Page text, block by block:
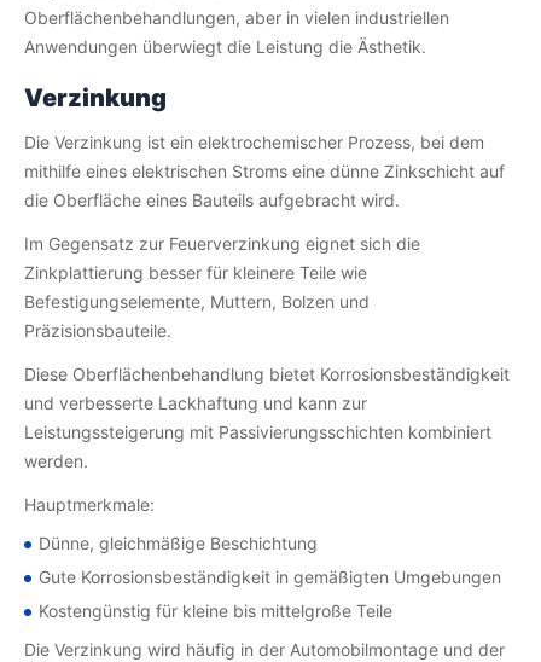
Oberflächenbehandlungen, aber in vielen industriellen
Anwendungen überwiegt die Leistung die Ästhetik.
Verzinkung
Die Verzinkung ist ein elektrochemischer Prozess, bei dem
mithilfe eines elektrischen Stroms eine dünne Zinkschicht auf
die Oberfläche eines Bauteils aufgebracht wird.
Im Gegensatz zur Feuerverzinkung eignet sich die
Zinkplattierung besser für kleinere Teile wie
Befestigungselemente, Muttern, Bolzen und
Präzisionsbauteile.
Diese Oberflächenbehandlung bietet Korrosionsbeständigkeit
und verbesserte Lackhaftung und kann zur
Leistungssteigerung mit Passivierungsschichten kombiniert
werden.
Hauptmerkmale:
Dünne, gleichmäßige Beschichtung
Gute Korrosionsbeständigkeit in gemäßigten Umgebungen
Kostengünstig für kleine bis mittelgroße Teile
Die Verzinkung wird häufig in der Automobilmontage und der